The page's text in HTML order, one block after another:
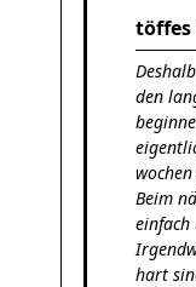
töffes
den
Beim
einfach
hart